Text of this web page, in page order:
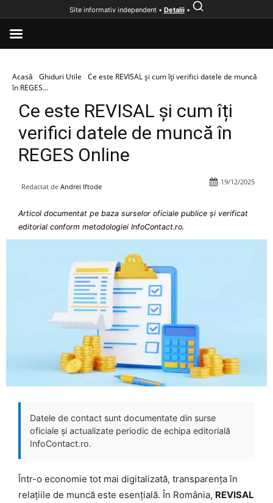
Acasă Ghiduri Utile
Ce este REVISAL și cum îți verifici datele de muncă
în REGES...
Ce este REVISAL și cum îți
verifici datele de muncă în
REGES Online
Redactat de Andrei Iftode
19/12/2025
Articol documentat pe baza surselor oficiale publice și verificat
editorial conform metodologiei InfoContact.ro.
Datele de contact sunt documentate din surse
oficiale și actualizate periodic de echipa editorială
InfoContact.ro.
Într-o economie tot mai digitalizată, transparența în
relațiile de muncă este esențială. În România, REVISAL
Site informativ independent • Detalii•